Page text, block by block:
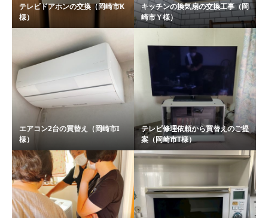
テレビドアホンの交換（岡崎市K
様）
キッチンの換気扇の交換工事（岡
崎市Ｙ様）
エアコン2台の買替え（岡崎市I
様）
テレビ修理依頼から買替えのご提
案（岡崎市T様）